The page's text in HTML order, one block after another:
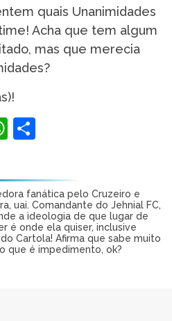
quais Unanimidades
Acha que tem algum
mas que merecia
WhatsApp
fanática pelo Cruzeiro e
uai. Comandante do Jehnial FC,
a ideologia de que lugar de
é onde ela quiser, inclusive
Cartola! Afirma que sabe muito
que é impedimento, ok?